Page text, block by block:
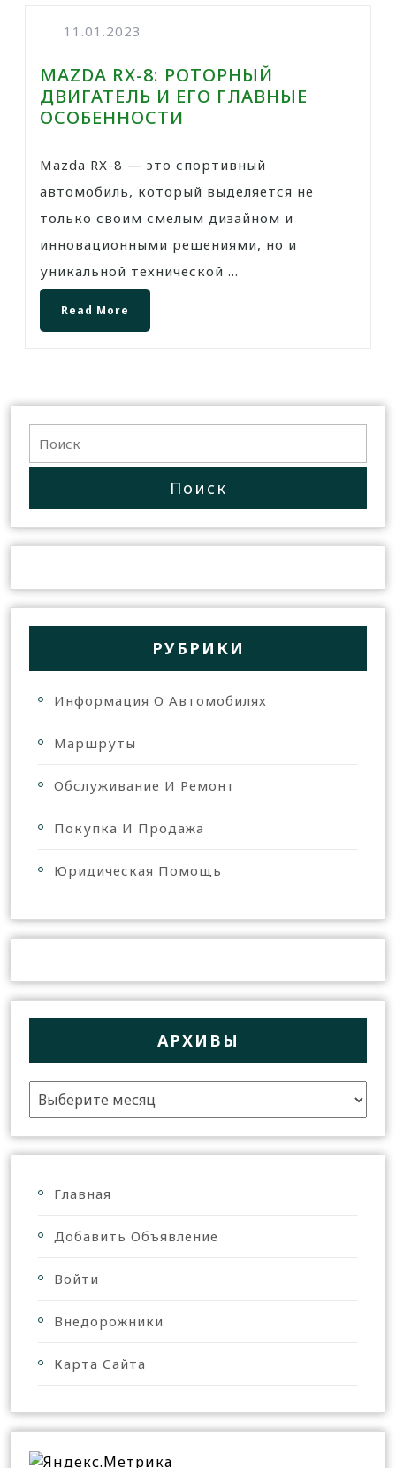
11.01.2023
MAZDA RX-8: РОТОРНЫЙ
ДВИГАТЕЛЬ И ЕГО ГЛАВНЫЕ
ОСОБЕННОСТИ
Mazda RX-8 — это спортивный
автомобиль, который выделяется не
только своим смелым дизайном и
инновационными решениями, но и
уникальной технической ...
Read More
РУБРИКИ
Информация О Автомобилях
Маршруты
Обслуживание И Ремонт
Покупка И Продажа
Юридическая Помощь
АРХИВЫ
Главная
Добавить Объявление
Войти
Внедорожники
Карта Сайта